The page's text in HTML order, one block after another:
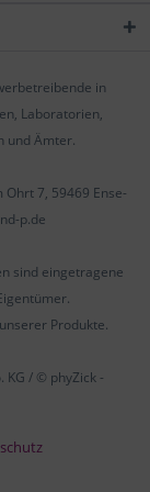
in
Laboratorien,
und Ämter.
Ohrt 7, 59469 Ense-
p.de
sind eingetragene
Produkte.
KG / © phyZick -